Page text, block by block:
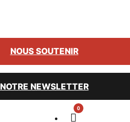
NOUS SOUTENIR
NOTRE NEWSLETTER
0